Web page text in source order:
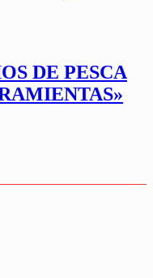
DE PESCA